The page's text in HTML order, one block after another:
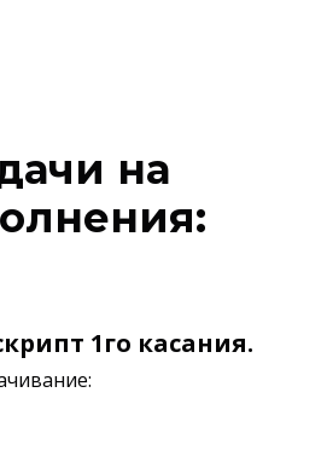
на
1го касания.